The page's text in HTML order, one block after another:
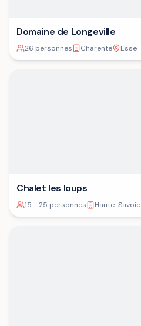
Domaine de Longeville
26 personnes Charente Esse
Chalet les loups
15 - 25 personnes Haute-Savoie